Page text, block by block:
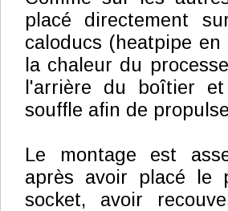
placé directement
caloducs (heatpipe
la chaleur du
l'arrière du boîtier
souffle afin de
Le montage est
après avoir placé le
socket, avoir